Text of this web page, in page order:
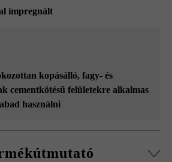
impregnált
kopásálló, fagy- és
cementkötésű felületekre alkalmas
használni